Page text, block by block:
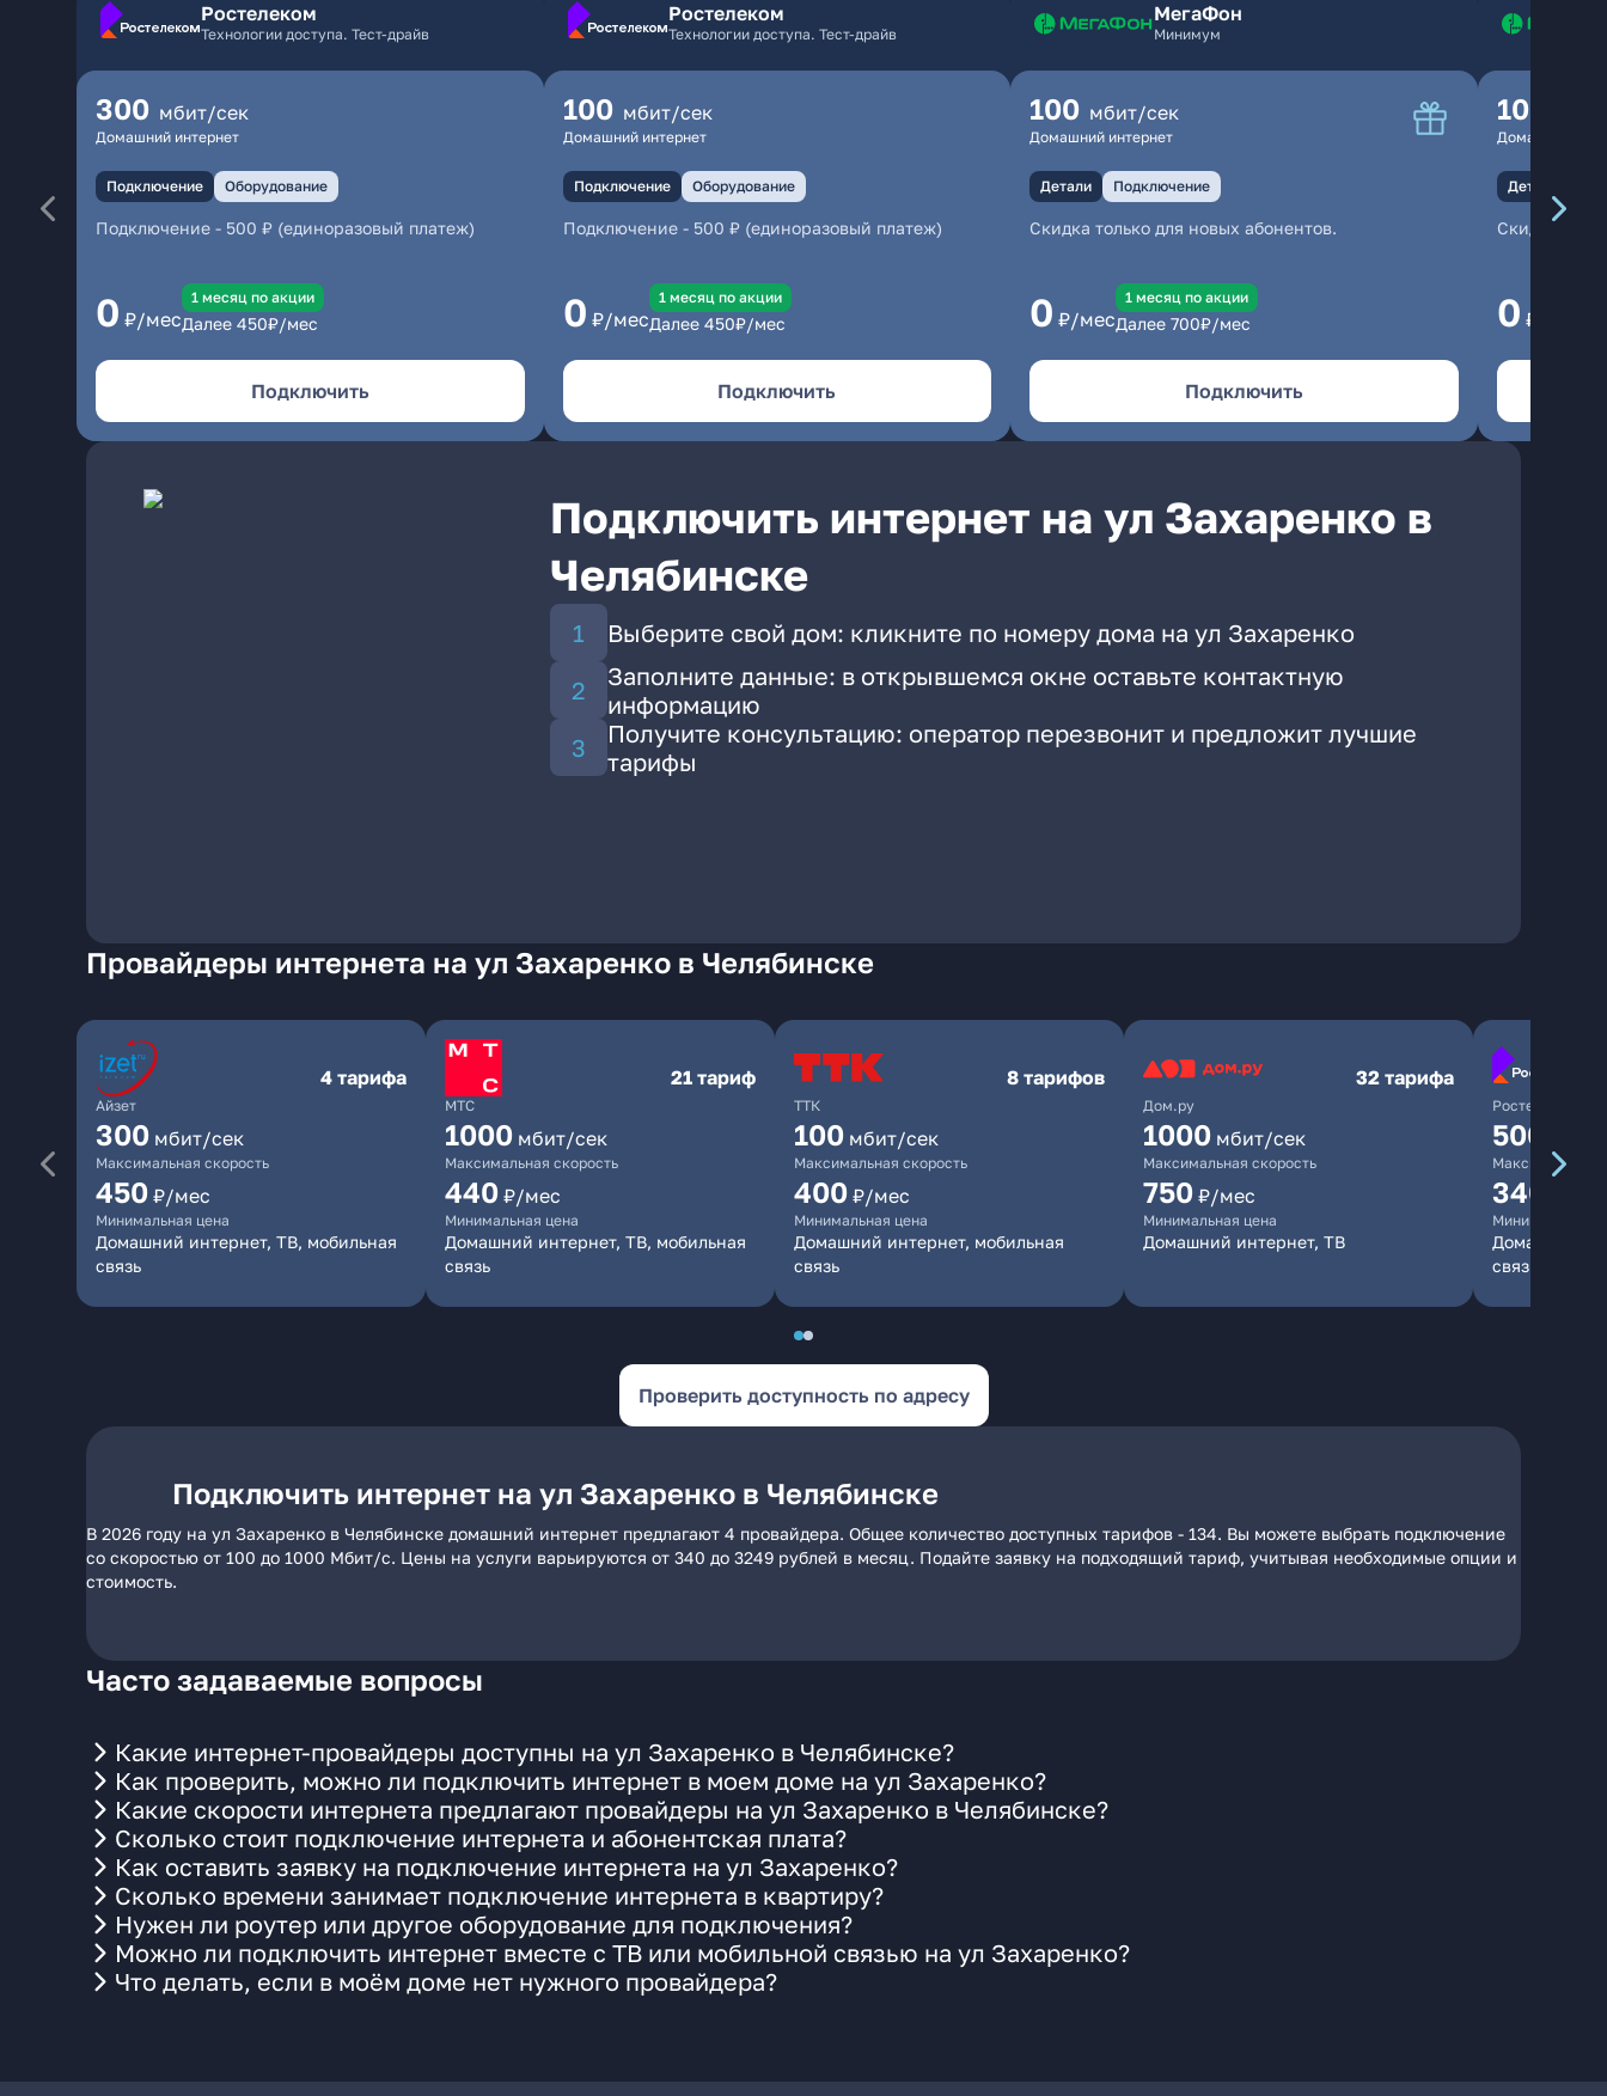
Ростелеком
Технологии доступа. Тест-драйв
300 мбит/сек
Домашний интернет
Подключение Оборудование
Подключение - 500 ₽ (единоразовый платеж)
0 ₽/мес
1 месяц по акции
Далее 450₽/мес
Подключить
Ростелеком
Технологии доступа. Тест-драйв
100 мбит/сек
Домашний интернет
Подключение Оборудование
Подключение- 500 ₽ (единоразовый платеж)
0 ₽/мес
1 месяц по акции
Далее 450₽/мес
Подключить
МегаФон
Минимум
100 мбит/сек
Домашний интернет
Детали Подключение
Скидка только для новых абонентов.
0 ₽/мес
1 месяц по акции
Далее 700₽/мес
Подключить
100
Домашний
Детали
Скидка
0 ₽/мес
Подключить интернет на ул Захаренко в
Челябинске
Выберите свой дом: кликните по номеру дома на ул Захаренко
Заполните данные: в открывшемся окне оставьте контактную
информацию
Получите консультацию: оператор перезвонит и предложит лучшие
тарифы
Провайдеры интернета на ул Захаренко в Челябинске
Айзет
4 тарифа
300 мбит/сек
Максимальная скорость
450 ₽/мес
Минимальная цена
Домашний интернет, ТВ, мобильная
связь
МТС
21 тариф
1000 мбит/сек
Максимальная скорость
440 ₽/мес
Минимальная цена
Домашний интернет, ТВ, мобильная
связь
ТТК
8 тарифов
100 мбит/сек
Максимальная скорость
400 ₽/мес
Минимальная цена
Домашний интернет, мобильная
связь
Дом.ру
32 тарифа
1000 мбит/сек
Максимальная скорость
750 ₽/мес
Минимальная цена
Домашний интернет, ТВ
Ростелеком
500
Максимальная
340
Минимальная
Домашний
связь
Проверить доступность по адресу
Подключить интернет на ул Захаренко в Челябинске
В 2026 году на ул Захаренко в Челябинске домашний интернет предлагают 4 провайдера. Общее количество доступных тарифов - 134. Вы можете выбрать подключение
со скоростью от 100 до 1000 Мбит/с. Цены на услуги варьируются от 340 до 3249 рублей в месяц. Подайте заявку на подходящий тариф, учитывая необходимые опции и
стоимость.
Часто задаваемые вопросы
Какие интернет-провайдеры доступны на ул Захаренко в Челябинске?
Как проверить, можно ли подключить интернет в моем доме на ул Захаренко?
Какие скорости интернета предлагают провайдеры на ул Захаренко в Челябинске?
Сколько стоит подключение интернета и абонентская плата?
Как оставить заявку на подключение интернета на ул Захаренко?
Сколько времени занимает подключение интернета в квартиру?
Нужен ли роутер или другое оборудование для подключения?
Можно ли подключить интернет вместе с ТВ или мобильной связью на ул Захаренко?
Что делать, если в моём доме нет нужного провайдера?